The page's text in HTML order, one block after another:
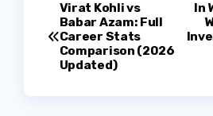
Post
navigation
In
Virat Kohli vs
Babar Azam: Full
Career Stats
Comparison (2026
Updated)